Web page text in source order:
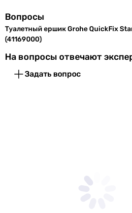
упаковке
Высота в
Глубина в
Увидели ошибку в описании
Сообщите нам об этом!
Вопросы
Туалетный ершик Grohe QuickFix
(41169000)
На вопросы отвечают
Задать вопрос